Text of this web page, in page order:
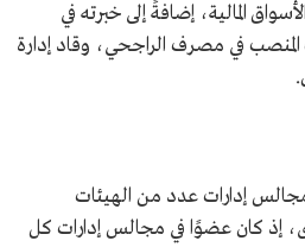
المالية، إضافةً إلى خبرته في
في مصرف الراجحي، وقاد إدارة
إدارات عدد من الهيئات
إذ كان عضوًا في مجالس إدارات كل